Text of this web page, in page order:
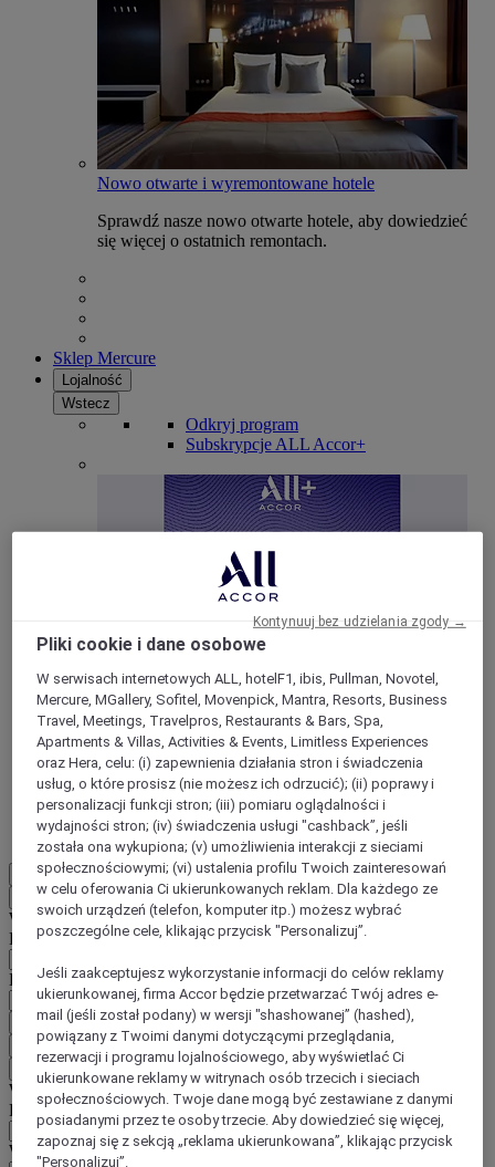
Nowo otwarte i wyremontowane hotele
Sprawdź nasze nowo otwarte hotele, aby dowiedzieć
się więcej o ostatnich remontach.
Sklep Mercure
Lojalność
Wstecz
Odkryj program
Subskrypcje ALL Accor+
ALL Accor+ Voyager
15% znizki przez cały ro
k na pobyty w ponad 30
markach
DOŁĄCZ TERAZ
Więcej
Wstecz
Wybierz kraj i język poniżej
Region
Kraj/region-język
Potwierdź kraj i język
EUR
(€)
Wstecz
Wybierz walutę poniżej
Region
Waluta
Pliki cookie i dane osobowe
W serwisach internetowych ALL, hotelF1, ibis, Pullman, Novotel,
Mercure, MGallery, Sofitel, Movenpick, Mantra, Resorts, Business
Travel, Meetings, Travelpros, Restaurants & Bars, Spa,
Apartments & Villas, Activities & Events, Limitless Experiences
oraz Hera, celu: (i) zapewnienia działania stron i świadczenia
usług, o które prosisz (nie możesz ich odrzucić); (ii) poprawy i
personalizacji funkcji stron; (iii) pomiaru oglądalności i
wydajności stron; (iv) świadczenia usługi "cashback”, jeśli
została ona wykupiona; (v) umożliwienia interakcji z sieciami
społecznościowymi; (vi) ustalenia profilu Twoich zainteresowań
w celu oferowania Ci ukierunkowanych reklam. Dla każdego ze
swoich urządzeń (telefon, komputer itp.) możesz wybrać
poszczególne cele, klikając przycisk "Personalizuj”.
Jeśli zaakceptujesz wykorzystanie informacji do celów reklamy
ukierunkowanej, firma Accor będzie przetwarzać Twój adres e-
mail (jeśli został podany) w wersji "shashowanej” (hashed),
powiązany z Twoimi danymi dotyczącymi przeglądania,
rezerwacji i programu lojalnościowego, aby wyświetlać Ci
ukierunkowane reklamy w witrynach osób trzecich i sieciach
społecznościowych. Twoje dane mogą być zestawiane z danymi
posiadanymi przez te osoby trzecie. Aby dowiedzieć się więcej,
zapoznaj się z sekcją „reklama ukierunkowana”, klikając przycisk
"Personalizuj”.
Kontynuuj bez udzielania zgody →